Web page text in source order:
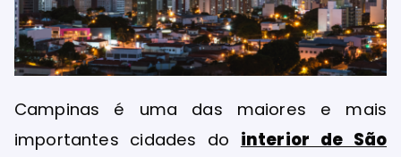
Campinas é uma das maiores e mais
importantes cidades do interior de São